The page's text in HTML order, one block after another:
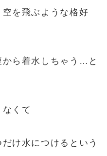
を飛ぶような格好
から着水しちゃう…と
くて
け水につけるという